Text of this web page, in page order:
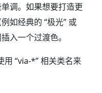
调。如果想要打造更
如经典的 “极光” 或
入一个过渡色。
用 “via-*” 相关类名来